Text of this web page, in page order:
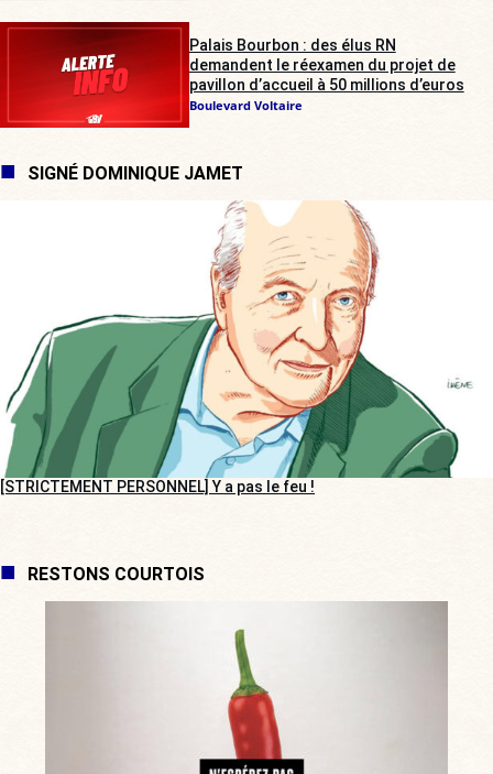
Palais Bourbon : des élus RN
demandent le réexamen du projet de
pavillon d’accueil à 50 millions d’euros
Boulevard Voltaire
SIGNÉ DOMINIQUE JAMET
[STRICTEMENT PERSONNEL] Y a pas le feu !
RESTONS COURTOIS